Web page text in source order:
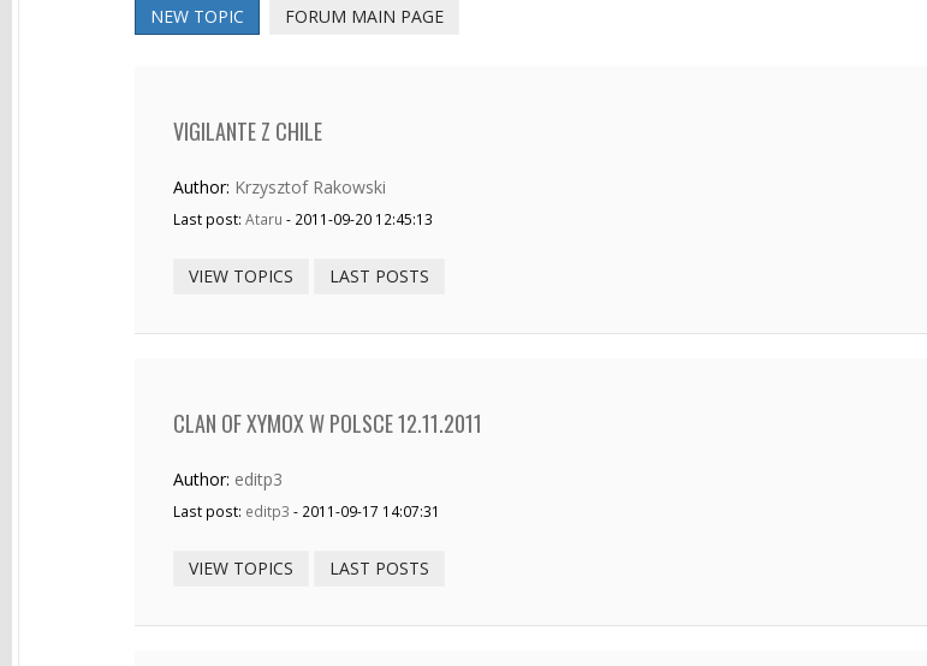
NEW TOPIC FORUM MAIN PAGE
VIGILANTE Z CHILE
Author: Krzysztof Rakowski
Last post: Ataru - 2011-09-20 12:45:13
VIEW TOPICS LAST POSTS
CLAN OF XYMOX W POLSCE 12.11.2011
Author: editp3
Last post: editp3 - 2011-09-17 14:07:31
VIEW TOPICS LAST POSTS